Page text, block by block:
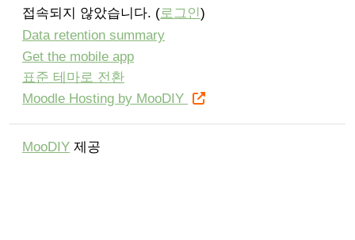
접속되지 않았습니다. (로그인)
Data retention summary
Get the mobile app
표준 테마로 전환
Moodle Hosting by MooDIY
MooDIY 제공